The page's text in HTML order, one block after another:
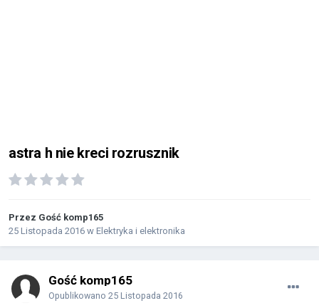
astra h nie kreci rozrusznik
Przez Gość komp165
25 Listopada 2016 w Elektryka i elektronika
Gość komp165
Opublikowano 25 Listopada 2016